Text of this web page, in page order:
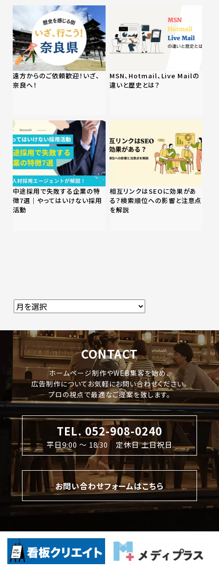
遠方からのご依頼歓迎！いざ、
奈良へ！
MSN、Hotmail、Live Mailの
違いと歴史とは？
中途採用で失敗する企業の特
徴7選｜やってはいけない採用
活動
相互リンクはSEOに効果があ
る？検索順位への影響と注意点
を解説
CONTACT
ホームページ制作やWEB集客を始め、
広告制作についてお気軽にお問い合わせください。
プロの視点で最適なご提案を致します。
TEL. 052-908-0240
平日9:00 〜 18:30 定休日 土日祝日
お問い合わせフォームはこちら